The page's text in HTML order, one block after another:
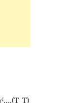
….(T_T)